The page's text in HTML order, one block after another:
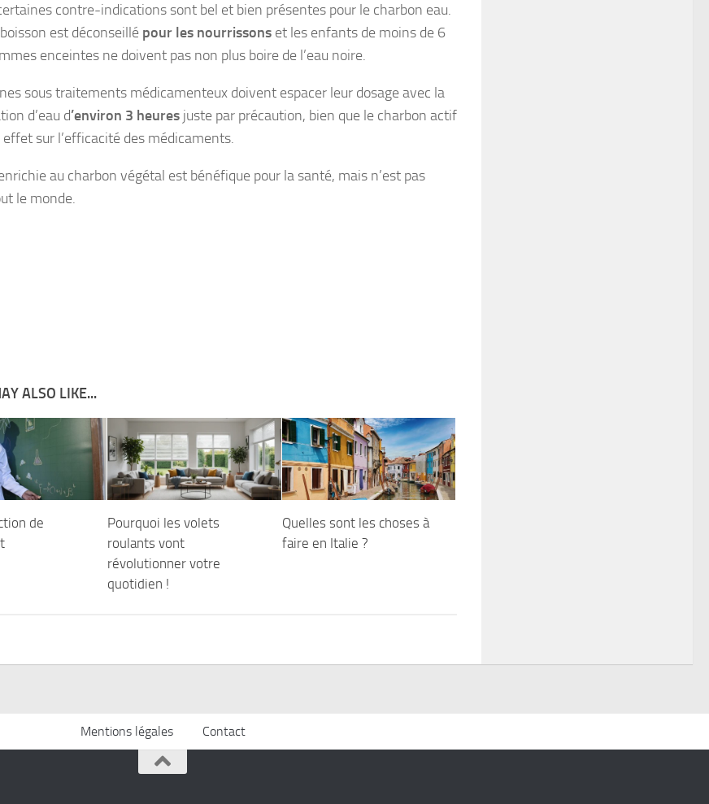
contre-indications sont bel et bien présentes pour le charbon eau.
est déconseillé pour les nourrissons et les enfants de moins de 6
enceintes ne doivent pas non plus boire de l’eau noire.
sous traitements médicamenteux doivent espacer leur dosage avec la
d’eau d’environ 3 heures juste par précaution, bien que le charbon actif
effet sur l’efficacité des médicaments.
au charbon végétal est bénéfique pour la santé, mais n’est pas
le monde.
ALSO LIKE...
de
Pourquoi les volets
roulants vont
révolutionner votre
quotidien !
Quelles sont les choses à
faire en Italie ?
Mentions légales Contact